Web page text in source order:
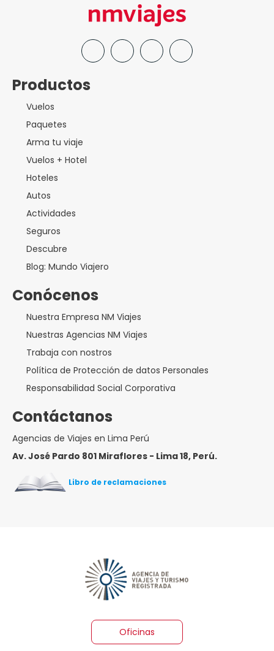
Productos
Vuelos
Paquetes
Arma tu viaje
Vuelos + Hotel
Hoteles
Autos
Actividades
Seguros
Descubre
Blog: Mundo Viajero
Conócenos
Nuestra Empresa NM Viajes
Nuestras Agencias NM Viajes
Trabaja con nostros
Política de Protección de datos Personales
Responsabilidad Social Corporativa
Contáctanos
Agencias de Viajes en Lima Perú
Av. José Pardo 801 Miraflores - Lima 18, Perú.
Libro de reclamaciones
Oficinas